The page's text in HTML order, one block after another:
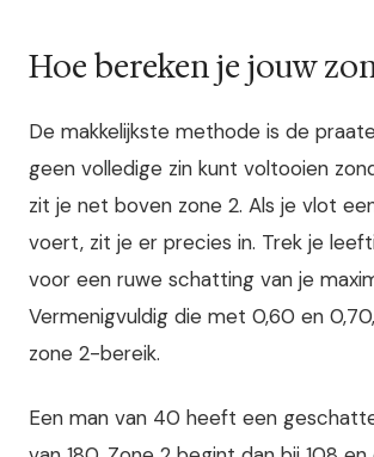
Hoe bereken je jouw
De makkelijkste methode is de
geen volledige zin kunt voltooien
zit je net boven zone 2. Als je vlot
voert, zit je er precies in. Trek je
voor een ruwe schatting van je
Vermenigvuldig die met 0,60 en
zone 2-bereik.
Een man van 40 heeft een